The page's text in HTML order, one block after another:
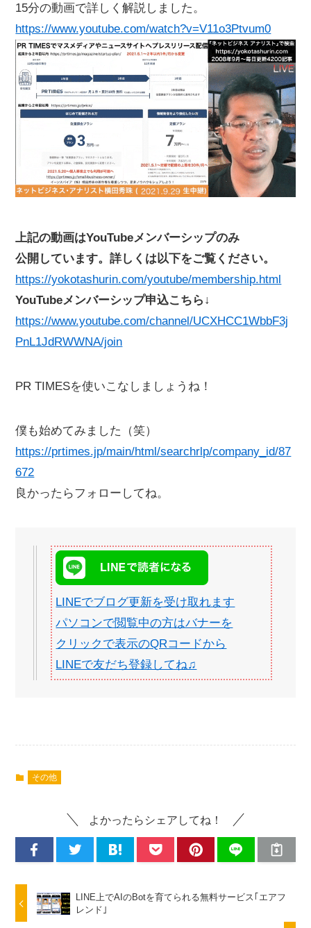
15分の動画で詳しく解説しました。
https://www.youtube.com/watch?v=V11o3Ptvum0
上記の動画はYouTubeメンバーシップのみ
公開しています。詳しくは以下をご覧ください。
https://yokotashurin.com/youtube/membership.html
YouTubeメンバーシップ申込こちら↓
https://www.youtube.com/channel/UCXHCC1WbbF3j
PnL1JdRWWNA/join
PR TIMESを使いこなしましょうね！
僕も始めてみました（笑）
https://prtimes.jp/main/html/searchrlp/company_id/87
672
良かったらフォローしてね。
LINEでブログ更新を受け取れます
パソコンで閲覧中の方はバナーを
クリックで表示のQRコードから
LINEで友だち登録してね♫
その他
よかったらシェアしてね！
LINE上でAIのBotを育てられる無料サービス｢エアフ
レンド｣